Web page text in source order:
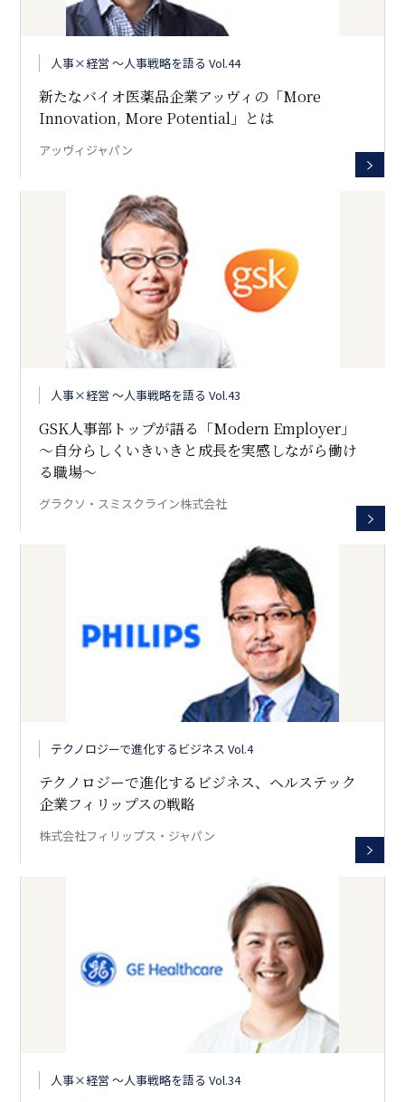
人事×経営 〜人事戦略を語る Vol.44
新たなバイオ医薬品企業アッヴィの「More
Innovation, More Potential」とは
アッヴィジャパン
人事×経営 〜人事戦略を語る Vol.43
GSK人事部トップが語る「Modern Employer」
～自分らしくいきいきと成長を実感しながら働け
る職場～
グラクソ・スミスクライン株式会社
テクノロジーで進化するビジネス Vol.4
テクノロジーで進化するビジネス、ヘルステック
企業フィリップスの戦略
株式会社フィリップス・ジャパン
人事×経営 〜人事戦略を語る Vol.34